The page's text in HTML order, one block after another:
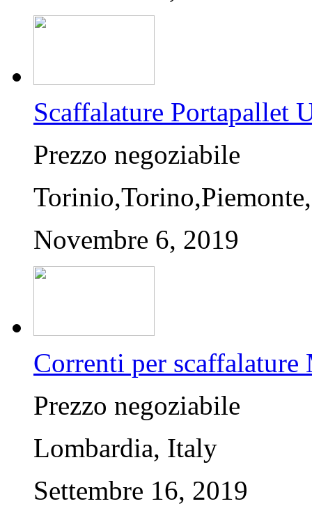
Scaffalature Portapallet
Prezzo negoziabile
Novembre 6, 2019
Correnti per
Prezzo negoziabile
Lombardia, Italy
Settembre 16, 2019